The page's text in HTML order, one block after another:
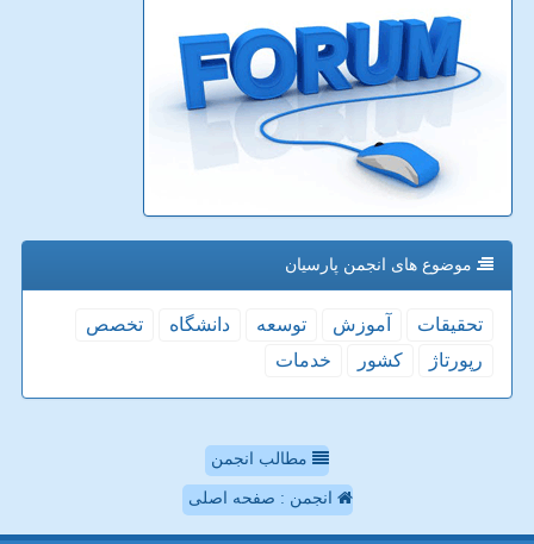
موضوع های انجمن پارسیان
تحقیقات آموزش توسعه دانشگاه
تخصص
رپورتاژ
كشور خدمات
مطالب انجمن
انجمن : صفحه اصلی